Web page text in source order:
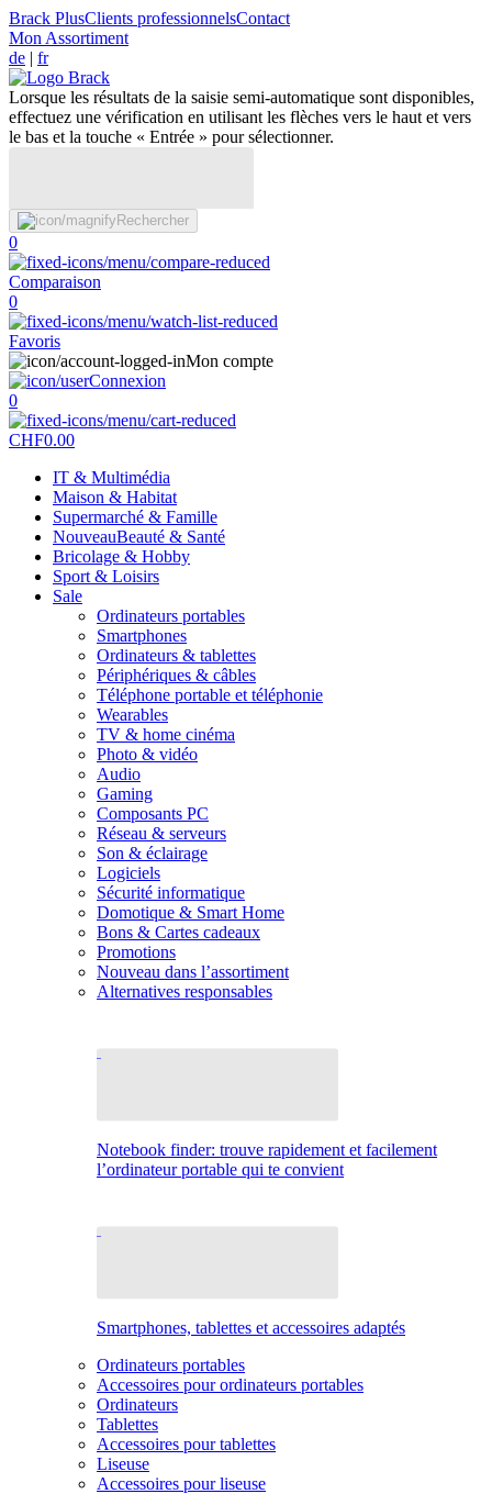
Brack PlusClients professionnelsContact
Mon Assortiment
de | fr
Lorsque les résultats de la saisie semi-automatique sont disponibles,
effectuez une vérification en utilisant les flèches vers le haut et vers
le bas et la touche « Entrée » pour sélectionner.
Rechercher
0
Comparaison
0
Favoris
Mon compte
Connexion
0
CHF0.00
IT & Multimédia
Maison & Habitat
Supermarché & Famille
NouveauBeauté & Santé
Bricolage & Hobby
Sport & Loisirs
Sale
Ordinateurs portables
Smartphones
Ordinateurs & tablettes
Périphériques & câbles
Téléphone portable et téléphonie
Wearables
TV & home cinéma
Photo & vidéo
Audio
Gaming
Composants PC
Réseau & serveurs
Son & éclairage
Logiciels
Sécurité informatique
Domotique & Smart Home
Bons & Cartes cadeaux
Promotions
Nouveau dans l’assortiment
Alternatives responsables
Notebook finder: trouve rapidement et facilement
l’ordinateur portable qui te convient
Smartphones, tablettes et accessoires adaptés
Ordinateurs portables
Accessoires pour ordinateurs portables
Ordinateurs
Tablettes
Accessoires pour tablettes
Liseuse
Accessoires pour liseuse